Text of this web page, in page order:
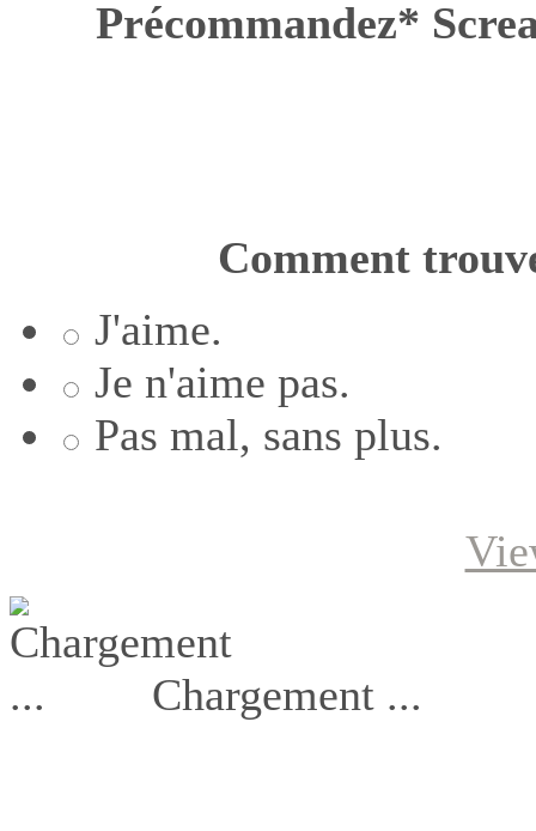
Précommandez*
Comment
J'aime.
Je n'aime pas.
Pas mal, sans plus.
Chargement ...